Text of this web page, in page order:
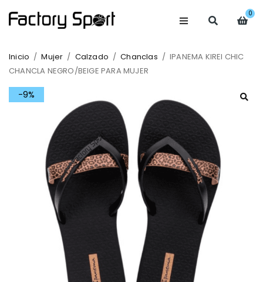
0
Inicio / Mujer / Calzado / Chanclas / IPANEMA KIREI CHIC
CHANCLA NEGRO/BEIGE PARA MUJER
-9%